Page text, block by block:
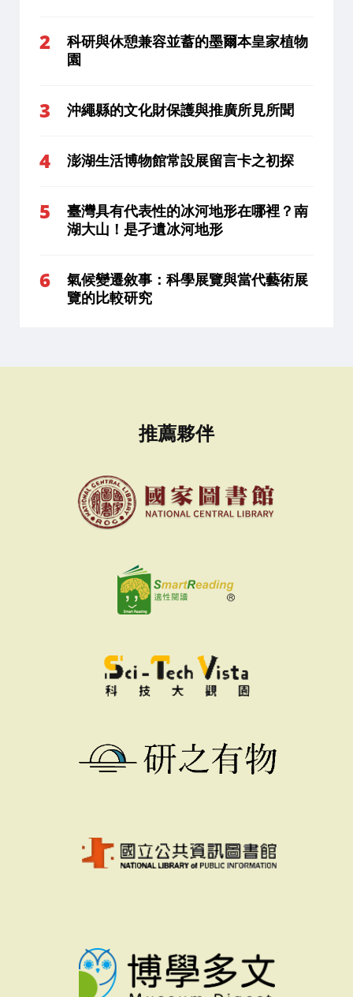
科研與休憩兼容並蓄的墨爾本皇家植物
園
沖繩縣的文化財保護與推廣所見所聞
澎湖生活博物館常設展留言卡之初探
臺灣具有代表性的冰河地形在哪裡？南
湖大山！是孑遺冰河地形
氣候變遷敘事：科學展覽與當代藝術展
覽的比較研究
推薦夥伴